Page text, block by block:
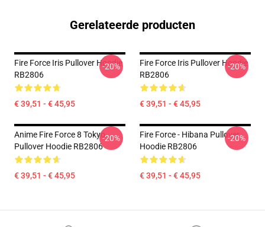
Gerelateerde producten
Fire Force Iris Pullover Hoodie
RB2806
€ 39,51 - € 45,95
-20%
Fire Force Iris Pullover Hoodie
RB2806
€ 39,51 - € 45,95
-20%
Anime Fire Force 8 Tokyo
Pullover Hoodie RB2806
€ 39,51 - € 45,95
-20%
Fire Force - Hibana Pullover
Hoodie RB2806
€ 39,51 - € 45,95
-20%